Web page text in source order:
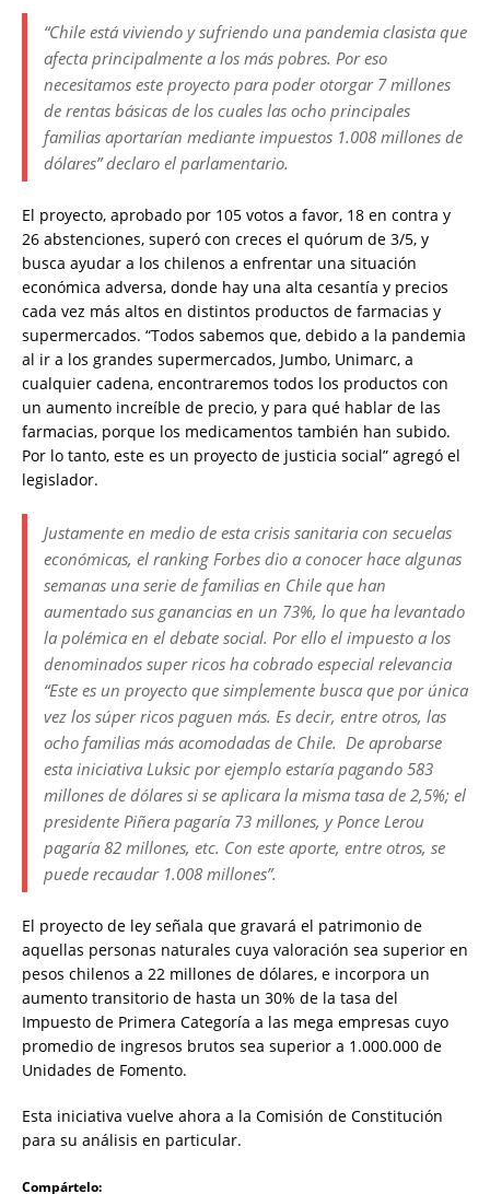
“Chile está viviendo y sufriendo una pandemia clasista que
afecta principalmente a los más pobres. Por eso
necesitamos este proyecto para poder otorgar 7 millones
de rentas básicas de los cuales las ocho principales
familias aportarían mediante impuestos 1.008 millones de
dólares” declaro el parlamentario.
El proyecto, aprobado por 105 votos a favor, 18 en contra y
26 abstenciones, superó con creces el quórum de 3/5, y
busca ayudar a los chilenos a enfrentar una situación
económica adversa, donde hay una alta cesantía y precios
cada vez más altos en distintos productos de farmacias y
supermercados. “Todos sabemos que, debido a la pandemia
al ir a los grandes supermercados, Jumbo, Unimarc, a
cualquier cadena, encontraremos todos los productos con
un aumento increíble de precio, y para qué hablar de las
farmacias, porque los medicamentos también han subido.
Por lo tanto, este es un proyecto de justicia social” agregó el
legislador.
Justamente en medio de esta crisis sanitaria con secuelas
económicas, el ranking Forbes dio a conocer hace algunas
semanas una serie de familias en Chile que han
aumentado sus ganancias en un 73%, lo que ha levantado
la polémica en el debate social. Por ello el impuesto a los
denominados super ricos ha cobrado especial relevancia
“Este es un proyecto que simplemente busca que por única
vez los súper ricos paguen más. Es decir, entre otros, las
ocho familias más acomodadas de Chile. De aprobarse
esta iniciativa Luksic por ejemplo estaría pagando 583
millones de dólares si se aplicara la misma tasa de 2,5%; el
presidente Piñera pagaría 73 millones, y Ponce Lerou
pagaría 82 millones, etc. Con este aporte, entre otros, se
puede recaudar 1.008 millones”.
El proyecto de ley señala que gravará el patrimonio de
aquellas personas naturales cuya valoración sea superior en
pesos chilenos a 22 millones de dólares, e incorpora un
aumento transitorio de hasta un 30% de la tasa del
Impuesto de Primera Categoría a las mega empresas cuyo
promedio de ingresos brutos sea superior a 1.000.000 de
Unidades de Fomento.
Esta iniciativa vuelve ahora a la Comisión de Constitución
para su análisis en particular.
Compártelo: